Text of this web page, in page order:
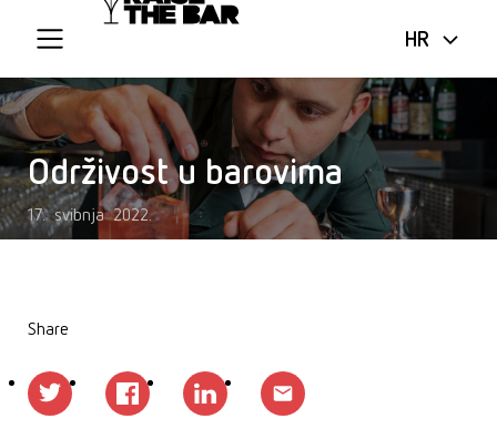
HR
Održivost u barovima
17. svibnja 2022.
Share